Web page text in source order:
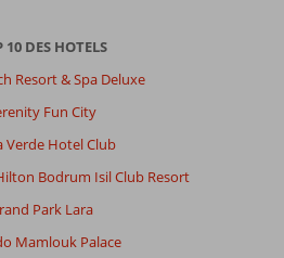
10 DES HOTELS
Resort & Spa Deluxe
Fun City
Verde Hotel Club
Bodrum Isil Club Resort
Park Lara
Mamlouk Palace